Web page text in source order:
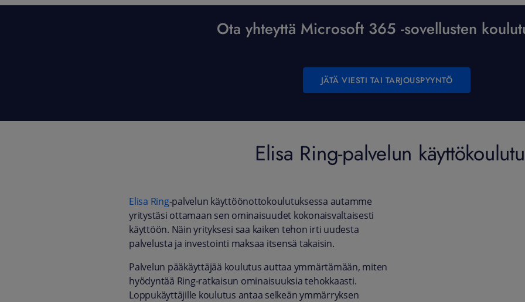
Ota yhteyttä Microsoft 365 -sovellusten
JÄTÄ VIESTI TAI TARJOUSPYYNTÖ
Elisa Ring-palvelun
Elisa Ring-palvelun käyttöönottokoulutuksessa autamme
yritystäsi ottamaan sen ominaisuudet kokonaisvaltaisesti
käyttöön. Näin yrityksesi saa kaiken tehon irti uudesta
palvelusta ja investointi maksaa itsensä takaisin.
Palvelun pääkäyttäjää koulutus auttaa ymmärtämään, miten
hyödyntää Ring-ratkaisun ominaisuuksia tehokkaasti.
Loppukäyttäjille koulutus antaa selkeän ymmärryksen